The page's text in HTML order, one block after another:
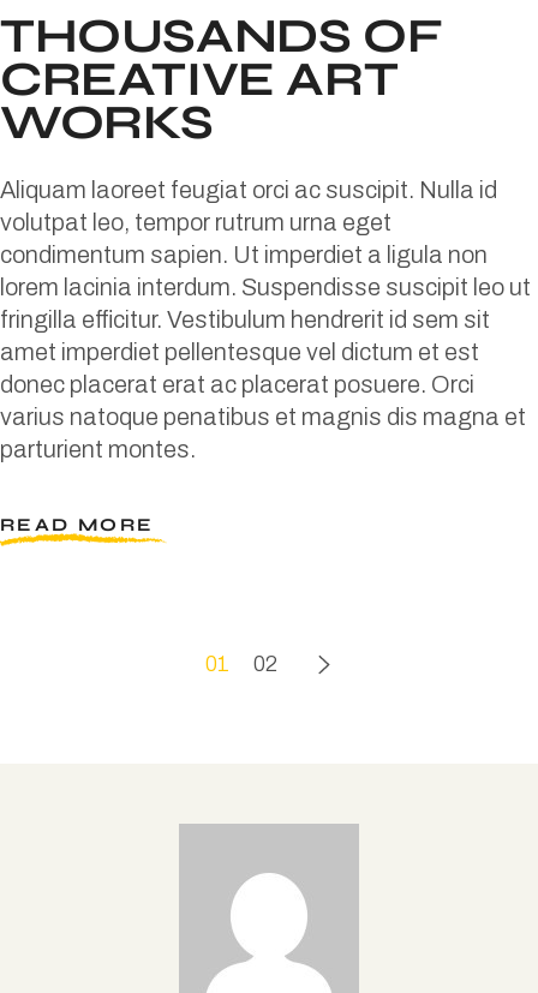
THOUSANDS OF
CREATIVE ART
WORKS
Aliquam laoreet feugiat orci ac suscipit. Nulla id
volutpat leo, tempor rutrum urna eget
condimentum sapien. Ut imperdiet a ligula non
lorem lacinia interdum. Suspendisse suscipit leo ut
fringilla efficitur. Vestibulum hendrerit id sem sit
amet imperdiet pellentesque vel dictum et est
donec placerat erat ac placerat posuere. Orci
varius natoque penatibus et magnis dis magna et
parturient montes.
READ MORE
01 02